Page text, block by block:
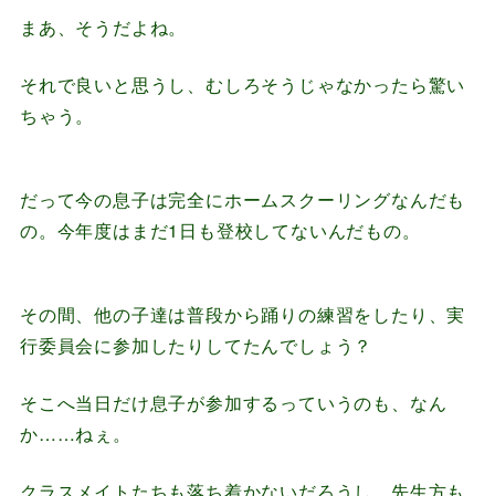
まあ、そうだよね。
それで良いと思うし、むしろそうじゃなかったら驚い
ちゃう。
だって今の息子は完全にホームスクーリングなんだも
の。今年度はまだ1日も登校してないんだもの。
その間、他の子達は普段から踊りの練習をしたり、実
行委員会に参加したりしてたんでしょう？
そこへ当日だけ息子が参加するっていうのも、なん
か……ねぇ。
クラスメイトたちも落ち着かないだろうし、先生方も